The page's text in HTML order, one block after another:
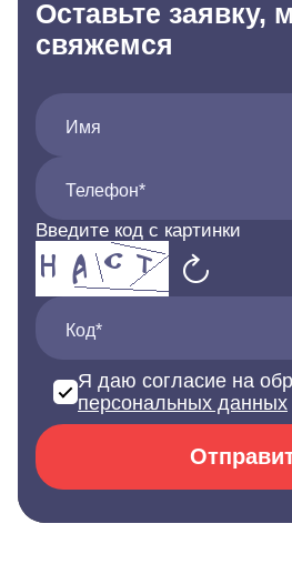
Оставьте заявку,
свяжемся
Имя
Телефон*
Введите код с картинки
Код*
Я даю согласие на
персональных данных